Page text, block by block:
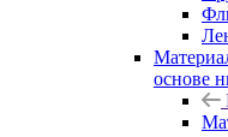
основе